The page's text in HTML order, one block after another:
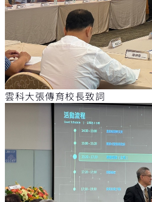
雲科大張傳育校長致詞